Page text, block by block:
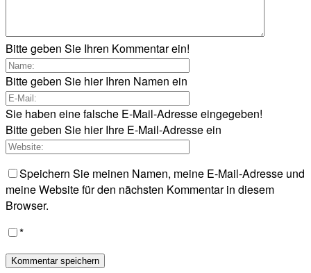
Bitte geben Sie Ihren Kommentar ein!
Bitte geben Sie hier Ihren Namen ein
Sie haben eine falsche E-Mail-Adresse eingegeben!
Bitte geben Sie hier Ihre E-Mail-Adresse ein
Speichern Sie meinen Namen, meine E-Mail-Adresse und
meine Website für den nächsten Kommentar in diesem
Browser.
*